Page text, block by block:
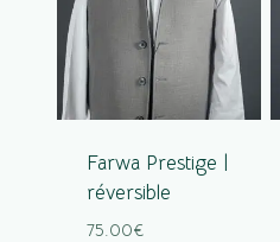
Farwa Prestige |
réversible
75.00€